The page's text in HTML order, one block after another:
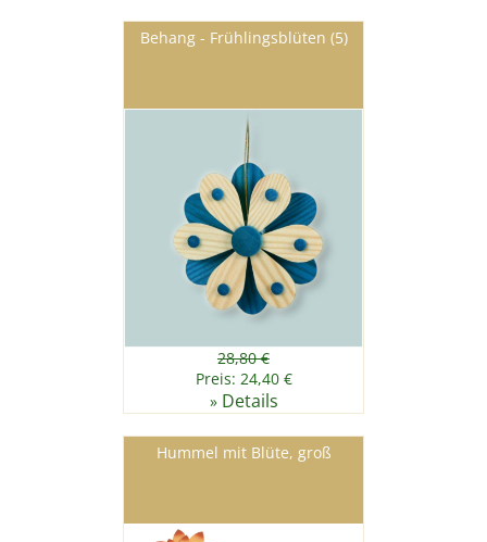
Behang - Frühlingsblüten (5)
28,80 €
Preis: 24,40 €
» Details
Hummel mit Blüte, groß